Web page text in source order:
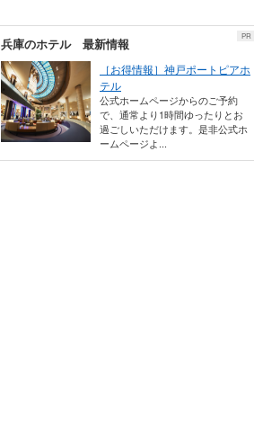
PR
兵庫のホテル 最新情報
［お得情報］神戸ポートピアホ
テル
公式ホームページからのご予約
で、通常より1時間ゆったりとお
過ごしいただけます。是非公式ホ
ームページよ...